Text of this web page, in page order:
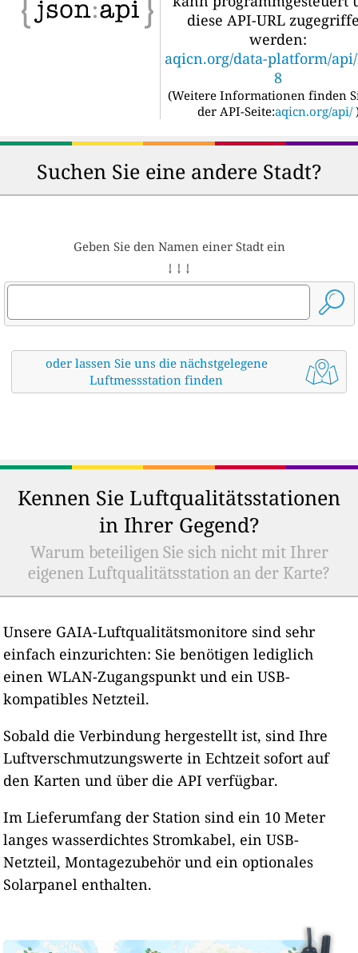
diese API-URL
werden:
aqicn.org/data-platform/
8
(Weitere Informationen finden
der API-Seite:aqicn.org/api/
Suchen Sie eine andere Stadt?
Geben Sie den Namen einer Stadt ein
↓ ↓ ↓
oder lassen Sie uns die nächstgelegene
Luftmessstation finden
Kennen Sie Luftqualitätsstationen
in Ihrer Gegend?
Warum beteiligen Sie sich nicht mit Ihrer
eigenen Luftqualitätsstation an der Karte?
Unsere GAIA-Luftqualitätsmonitore sind sehr
einfach einzurichten: Sie benötigen lediglich
einen WLAN-Zugangspunkt und ein USB-
kompatibles Netzteil.
Sobald die Verbindung hergestellt ist, sind Ihre
Luftverschmutzungswerte in Echtzeit sofort auf
den Karten und über die API verfügbar.
Im Lieferumfang der Station sind ein 10 Meter
langes wasserdichtes Stromkabel, ein USB-
Netzteil, Montagezubehör und ein optionales
Solarpanel enthalten.